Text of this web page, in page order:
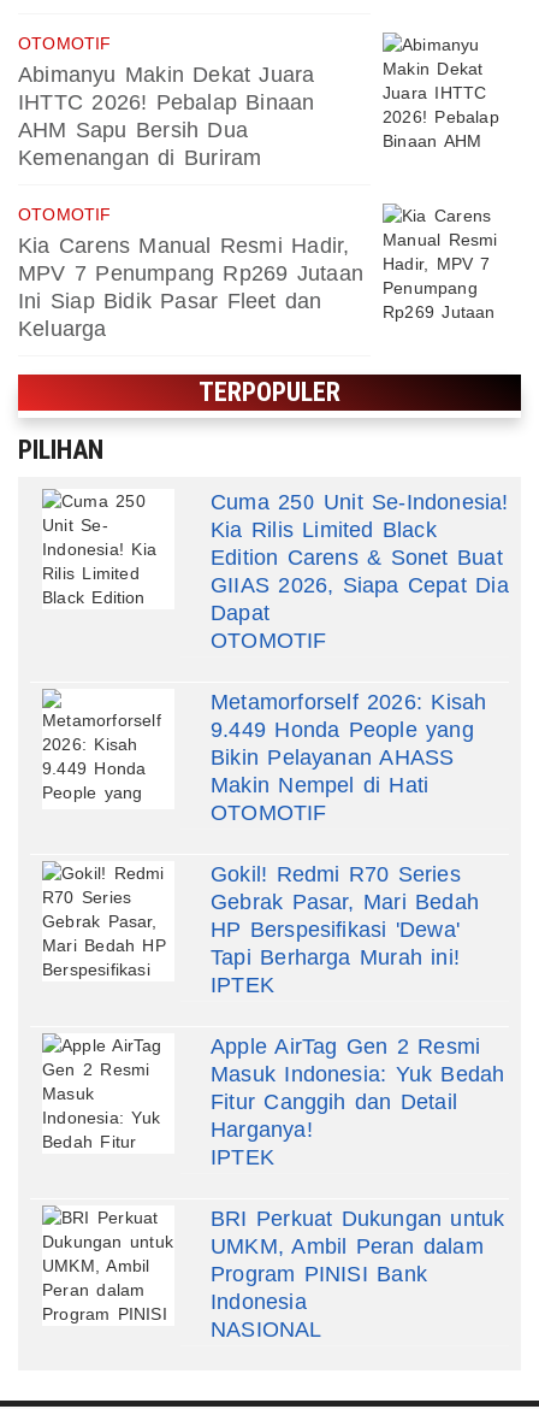
OTOMOTIF
Abimanyu Makin Dekat Juara
IHTTC 2026! Pebalap Binaan
AHM Sapu Bersih Dua
Kemenangan di Buriram
OTOMOTIF
Kia Carens Manual Resmi Hadir,
MPV 7 Penumpang Rp269 Jutaan
Ini Siap Bidik Pasar Fleet dan
Keluarga
TERPOPULER
PILIHAN
Cuma 250 Unit Se-Indonesia!
Kia Rilis Limited Black
Edition Carens & Sonet Buat
GIIAS 2026, Siapa Cepat Dia
Dapat
OTOMOTIF
Metamorforself 2026: Kisah
9.449 Honda People yang
Bikin Pelayanan AHASS
Makin Nempel di Hati
OTOMOTIF
Gokil! Redmi R70 Series
Gebrak Pasar, Mari Bedah
HP Berspesifikasi 'Dewa'
Tapi Berharga Murah ini!
IPTEK
Apple AirTag Gen 2 Resmi
Masuk Indonesia: Yuk Bedah
Fitur Canggih dan Detail
Harganya!
IPTEK
BRI Perkuat Dukungan untuk
UMKM, Ambil Peran dalam
Program PINISI Bank
Indonesia
NASIONAL